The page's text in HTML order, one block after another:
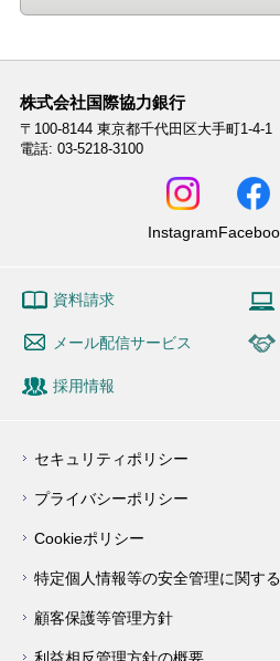
株式会社国際協力銀行
〒100-8144 東京都千代田区大手町1-4-1
電話: 03-5218-3100
Instagram
資料請求
メール配信サービス
採用情報
セキュリティポリシー
プライバシーポリシー
Cookieポリシー
特定個人情報等の安全管理に関す
顧客保護等管理方針
利益相反管理方針の概要